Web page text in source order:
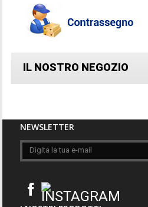
IL NOSTRO NEGOZIO
NEWSLETTER